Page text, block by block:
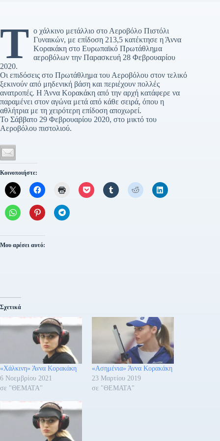
Τ ο χάλκινο μετάλλιο στο Αεροβόλο Πιστόλι
Γυναικών, με επίδοση 213,5 κατέκτησε η Άννα
Κορακάκη στο Ευρωπαϊκό Πρωτάθλημα
αεροβόλων την Παρασκευή 28 Φεβρουαρίου
2020.
Οι επιδόσεις στο Πρωτάθλημα του Αεροβόλου στον τελικό
ξεκινούν από μηδενική βάση και περιέχουν πολλές
ανατροπές. Η Άννα Κορακάκη από την αρχή κατάφερε να
παραμένει στον αγώνα μετά από κάθε σειρά, όπου η
αθλήτρια με τη χειρότερη επίδοση αποχωρεί.
Το Σάββατο 29 Φεβρουαρίου 2020, στο μικτό του
Αεροβόλου πιστολιού.
Κοινοποιήστε:
Μου αρέσει αυτό:
Σχετικά
«Χάλκινη» Άννα Κορακάκη
6 Νοεμβρίου 2021
σε "ΘΕΜΑΤΑ"
«Ασημένια» Άννα Κορακάκη
23 Μαρτίου 2019
σε "ΘΕΜΑΤΑ"